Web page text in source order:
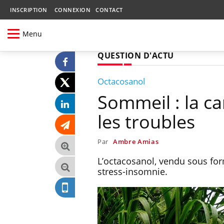
INSCRIPTION CONNEXION CONTACT
Menu
QUESTION D'ACTU
Octacosanol
Sommeil : la
les troubles
Par Ambre Amias
L’octacosanol, vendu sous
stress-insomnie.